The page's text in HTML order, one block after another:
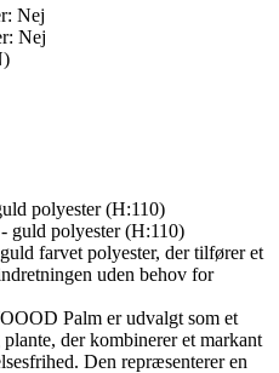
Nej
Nej
polyester (H:110)
farvet polyester, der tilfører et
uden behov for
Palm er udvalgt som et
der kombinerer et markant
Den repræsenterer en